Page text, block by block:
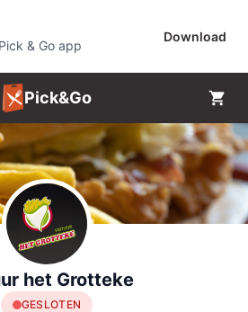
& Go app
Download
Pick&Go
het Grotteke
GESLOTEN